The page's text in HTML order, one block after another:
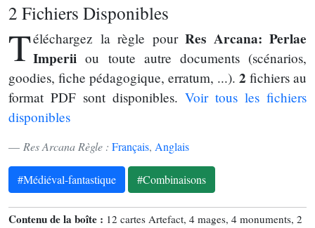
2 Fichiers Disponibles
Téléchargez la règle pourRes Arcana: Perlae
Imperii ou toute autre documents (scénarios,
goodies, fiche pédagogique, erratum, ...). 2 fichiers au
format PDF sont disponibles. Voir tous les fichiers
disponibles
Res Arcana Règle : Français, Anglais
#Médiéval-fantastique #Combinaisons
Contenu de la boîte : 12 cartes Artefact, 4 mages, 4 monuments, 2